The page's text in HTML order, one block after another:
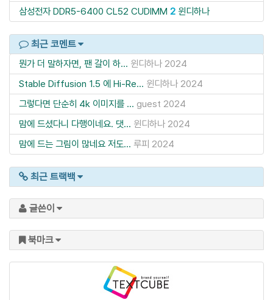
삼성전자 DDR5-6400 CL52 CUDIMM 2 윈디하나
최근 코멘트
뭔가 더 말하자면, 팬 갈이 하... 윈디하나 2024
Stable Diffusion 1.5 에 Hi-Re... 윈디하나 2024
그렇다면 단순히 4k 이미지를 ... guest 2024
맘에 드셨다니 다행이네요. 댓... 윈디하나 2024
맘에 드는 그림이 많네요 저도... 루피 2024
최근 트랙백
글쓴이
북마크